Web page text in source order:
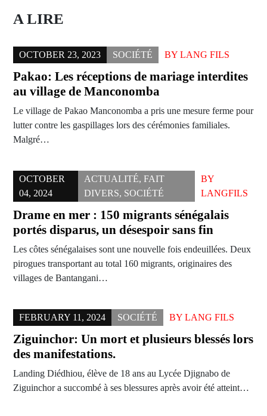
A LIRE
OCTOBER 23, 2023 SOCIÉTÉ BY LANG FILS
Pakao: Les réceptions de mariage interdites
au village de Manconomba
Le village de Pakao Manconomba a pris une mesure ferme pour
lutter contre les gaspillages lors des cérémonies familiales.
Malgré…
OCTOBER
04, 2024
ACTUALITÉ, FAIT
DIVERS, SOCIÉTÉ
BY
LANGFILS
Drame en mer : 150 migrants sénégalais
portés disparus, un désespoir sans fin
Les côtes sénégalaises sont une nouvelle fois endeuillées. Deux
pirogues transportant au total 160 migrants, originaires des
villages de Bantangani…
FEBRUARY 11, 2024 SOCIÉTÉ BY LANG FILS
Ziguinchor: Un mort et plusieurs blessés lors
des manifestations.
Landing Diédhiou, élève de 18 ans au Lycée Djignabo de
Ziguinchor a succombé à ses blessures après avoir été atteint…